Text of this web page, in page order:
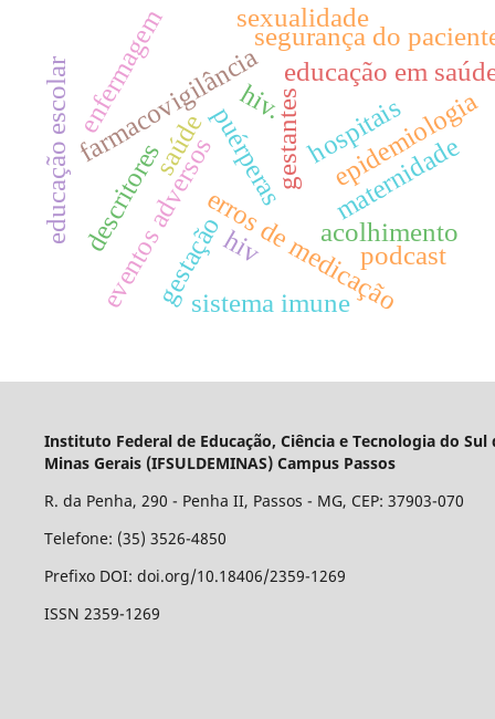
gestantes
puérperas maternidade
erros de medicação
hospitais
farmacovigilância
eventos adversos
segurança do
educação em
enfermagem
hiv
gestação acolhimento
hiv.
educação escolar saúde
podcast
sexualidade
epidemiologia
descritores
sistema imune
Instituto Federal de Educação, Ciência e Tecnologia do Sul
Minas Gerais (IFSULDEMINAS) Campus Passos
R. da Penha, 290 - Penha II, Passos - MG, CEP: 37903-070
Telefone: (35) 3526-4850
Prefixo DOI: doi.org/10.18406/2359-1269
ISSN 2359-1269